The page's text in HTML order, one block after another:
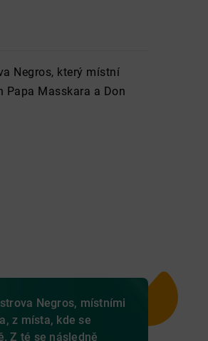
Negros, který místní
Papa Masskara a Don
Negros, místními
z místa, kde se
Z té se následně